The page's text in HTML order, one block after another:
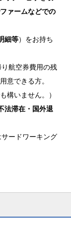
ァームなどでの
細等）をお持ち
航空券費用の残
意できる方。
構いません。）
法滞在・国外退
ードワーキング